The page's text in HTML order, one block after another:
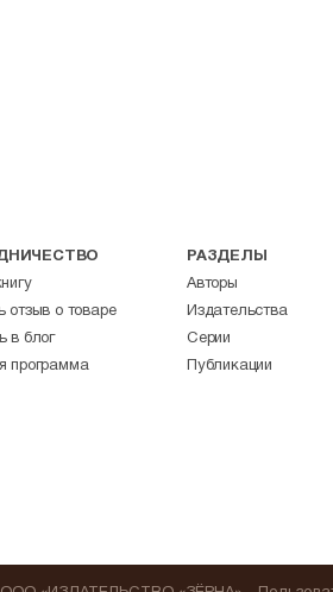
отзыв о товаре
в блог
программа
РАЗДЕЛЫ
Авторы
Издательства
Серии
Публикации